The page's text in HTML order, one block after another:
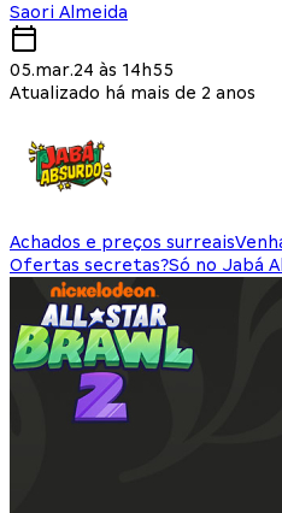
Saori Almeida
05.mar.24 às 14h55
Atualizado há mais de 2 anos
Achados e preços surreais
Ofertas secretas?Só no Jabá